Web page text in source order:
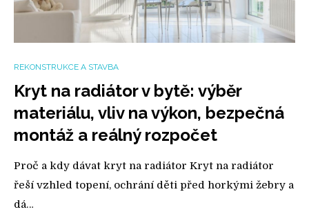
REKONSTRUKCE A STAVBA
Kryt na radiátor v bytě: výběr
materiálu, vliv na výkon, bezpečná
montáž a reálný rozpočet
Proč a kdy dávat kryt na radiátor Kryt na radiátor
řeší vzhled topení, ochrání děti před horkými žebry a
dá…